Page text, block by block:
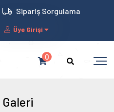
Sipariş Sorgulama
Üye Girişi
0